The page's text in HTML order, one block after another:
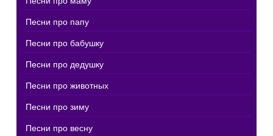
Песни про папу
Песни про бабушку
Песни про дедушку
Песни про животных
Песни про зиму
Песни про весну